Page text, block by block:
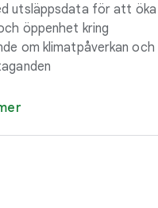
utsläppsdata för att öka
öppenhet kring
om klimatpåverkan och